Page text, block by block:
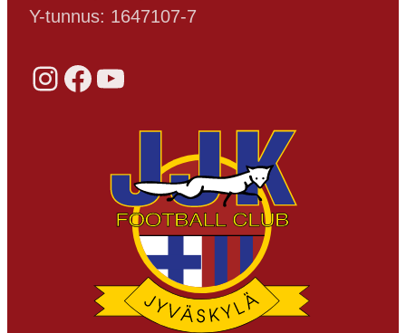
Y-tunnus: 1647107-7
Instagram Facebook YouTube